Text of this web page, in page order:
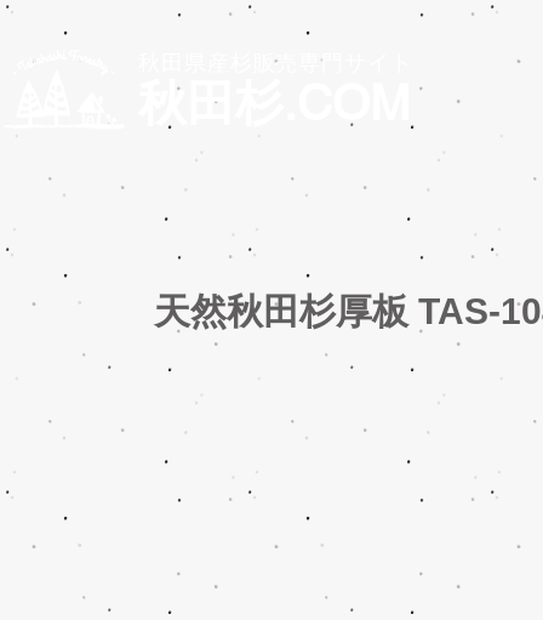
秋田杉.COM
秋田県産杉販売専門サイト
天然秋田杉厚板 TAS-